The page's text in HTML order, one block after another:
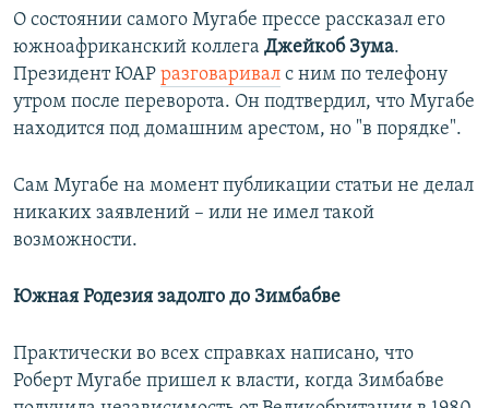
О состоянии самого Мугабе прессе рассказал его
южноафриканский коллега Джейкоб Зума.
Президент ЮАР разговаривал с ним по телефону
утром после переворота. Он подтвердил, что Мугабе
находится под домашним арестом, но "в порядке".
Сам Мугабе на момент публикации статьи не делал
никаких заявлений – или не имел такой
возможности.
Южная Родезия задолго до Зимбабве
Практически во всех справках написано, что
Роберт Мугабе пришел к власти, когда Зимбабве